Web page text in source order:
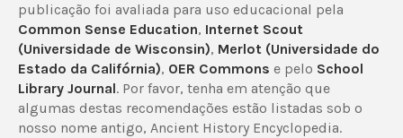
publicação foi avaliada para uso educacional pela
Common Sense Education, Internet Scout
(Universidade de Wisconsin), Merlot (Universidade do
Estado da Califórnia), OER Commons e pelo School
Library Journal. Por favor, tenha em atenção que
algumas destas recomendações estão listadas sob o
nosso nome antigo, Ancient History Encyclopedia.